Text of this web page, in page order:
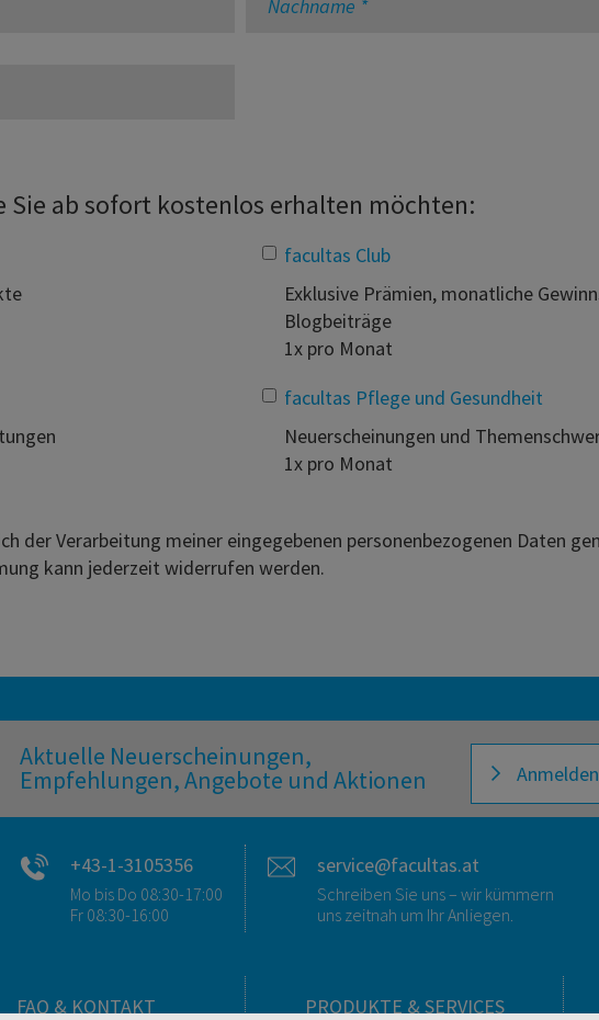
Sie ab sofort kostenlos erhalten möchten:
facultas Club
Exklusive Prämien, monatliche
Blogbeiträge
1x pro Monat
facultas Pflege und Gesundheit
Neuerscheinungen und
1x pro Monat
der Verarbeitung meiner eingegebenen personenbezogenen Daten
kann jederzeit widerrufen werden.
Aktuelle Neuerscheinungen,
Empfehlungen, Angebote und Aktionen Anmelden
+43-1-3105356
Mo bis Do 08:30-17:00
Fr 08:30-16:00
service@facultas.at
Schreiben Sie uns – wir kümmern
uns zeitnah um Ihr Anliegen.
FAQ & KONTAKT PRODUKTE & SERVICES